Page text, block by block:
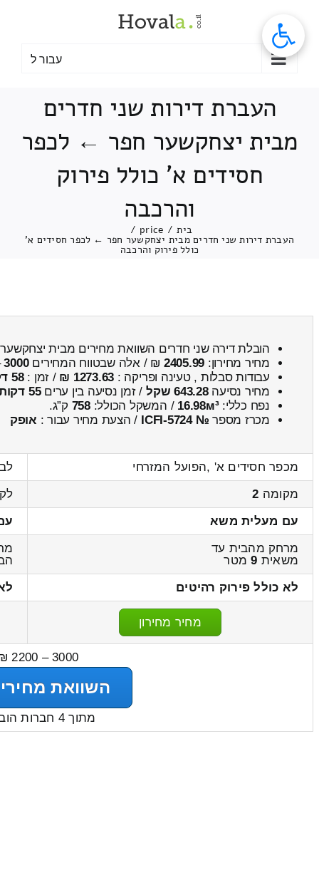
עבור ל
העברת דירות שני חדרים
מבית יצחקשער חפר ← לכפר
חסידים א' כולל פירוק
והרכבה
בית /
price
/
העברת דירות שני חדרים מבית יצחקשער חפר ← לכפר חסידים א'
כולל פירוק והרכבה
הובלת דירה שני חדרים השוואת מחירים מבית
מחיר מחירון: 2405.99 ₪ / אלה שבטווח המחירים3000
עבודות סבלות , טעינה ופריקה : 1273.63 ₪ / זמן :58 דקות 38 שניות
מחיר נסיעה643.28 שקל / זמן נסיעה בין ערים55 דקות
נפח כללי:16.98м³ / המשקל הכולל:758 ק”ג.
מכרז מספר № ICFI-5724 / הצעת מחיר עבור : אופק
מכפר חסידים א' ,הפועל המזרחי
מקומה 2
עם מעלית משא
מרחק מהבית עד
משאית 9מטר
לא כולל פירוק רהיטים
מחיר מחירון
3000 – 2200 ₪
השוואת
מתוך 4 חברות הובלות